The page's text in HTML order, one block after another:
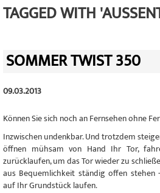
TAGGED WITH
SOMMER TWIST 350
09.03.2013
Können Sie sich noch an Fernsehen ohne
Inzwischen undenkbar. Und trotzdem
öffnen mühsam von Hand Ihr Tor,
zurücklaufen, um das Tor wieder zu
aus Bequemlichkeit ständig offen stehen
auf Ihr Grundstück laufen.